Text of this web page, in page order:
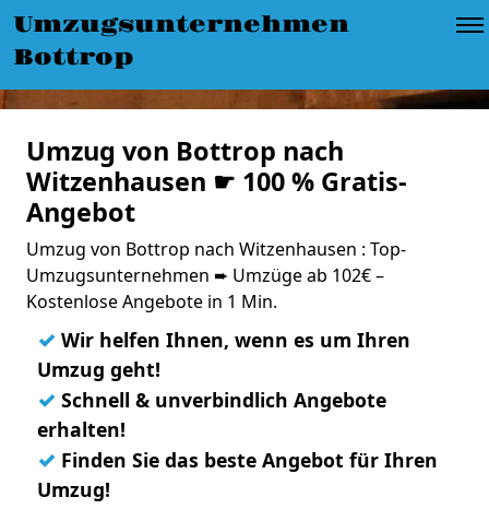
Umzugsunternehmen
Bottrop
Umzug von Bottrop nach
Witzenhausen ☛ 100 % Gratis-
Angebot
Umzug von Bottrop nach Witzenhausen : Top-
Umzugsunternehmen ➨ Umzüge ab 102€ –
Kostenlose Angebote in 1 Min.
✓ Wir helfen Ihnen, wenn es um Ihren
Umzug geht!
✓ Schnell & unverbindlich Angebote
erhalten!
✓ Finden Sie das beste Angebot für Ihren
Umzug!